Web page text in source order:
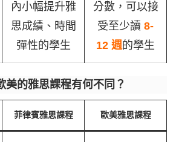
內小幅提升雅
思成績、時間
彈性的學生
分數，可以接
受至少讀 8-
12 週的學生
美的雅思課程有何不同？
菲律賓雅思課程 歐美雅思課程